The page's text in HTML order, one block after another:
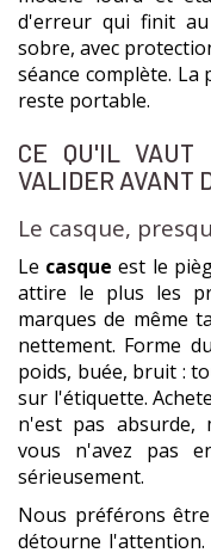
d'erreur qui finit
sobre, avec
séance complète.
reste portable.
CE QU'IL VAUT
VALIDER AVANT
Le casque,
Le casque est le
attire le plus les
marques de même
nettement. Forme
poids, buée, bruit :
sur l'étiquette.
n'est pas absurde,
vous n'avez pas
sérieusement.
Nous préférons
détourne l'attention.